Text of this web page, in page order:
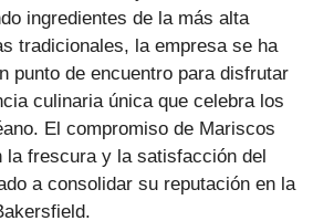
ingredientes de la más alta
tradicionales, la empresa se ha
punto de encuentro para disfrutar
culinaria única que celebra los
El compromiso de Mariscos
la frescura y la satisfacción del
a consolidar su reputación en la